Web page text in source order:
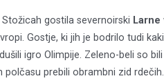
gostila severnoirski Larne
Gostje, ki jih je bodrilo tudi
igro Olimpije. Zeleno-beli so
prebili obrambni zid